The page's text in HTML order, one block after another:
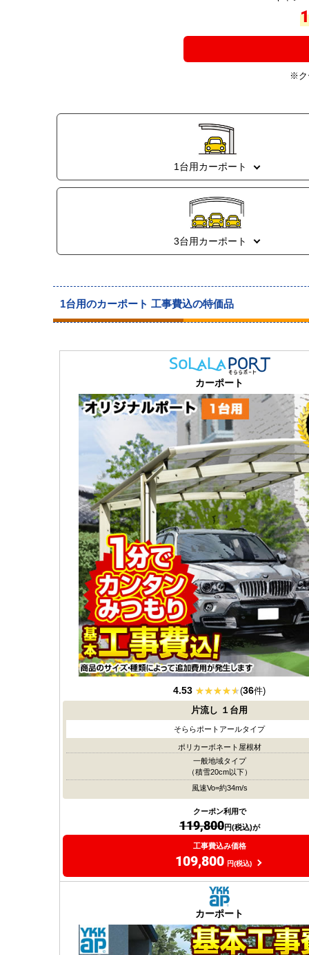
※ク
1台用カーポート
3台用カーポート
1台用のカーポート 工事費込の特価品
カーポート
4.53 (36件)
片流し １台用
そららポートアールタイプ
ポリカーボネート屋根材
一般地域タイプ
（積雪20cm以下）
風速Vo=約34m/s
クーポン利用で
119,800円(税込)が
工事費込み価格
109,800 円(税込)
カーポート